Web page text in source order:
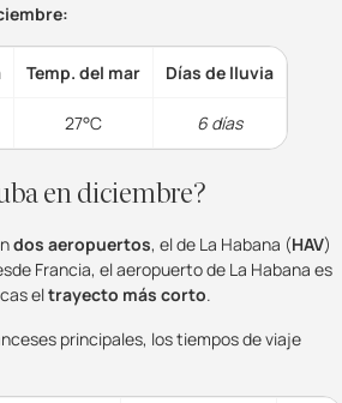
Temp. del mar Días de lluvia
27°C 6 días
en diciembre?
dos aeropuertos, el de La Habana (HAV)
Francia, el aeropuerto de La Habana es
eltrayecto más corto.
principales, los tiempos de viaje